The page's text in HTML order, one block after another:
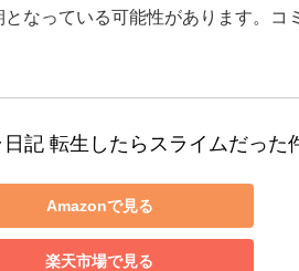
なっている可能性があります。
記 転生したらスライムだった
Amazonで見る
楽天市場で見る